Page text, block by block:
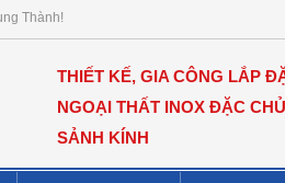
Thành!
THIẾT KẾ, GIA CÔNG LẮP
NGOẠI THẤT INOX ĐẶC
SẢNH KÍNH